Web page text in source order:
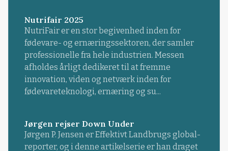
Nutrifair 2025
NutriFair er en stor begivenhed inden for
fødevare- og ernæringssektoren, der samler
professionelle fra hele industrien. Messen
afholdes årligt dedikeret til at fremme
innovation, viden og netværk inden for
fødevareteknologi, ernæring og su...
Jørgen rejser Down Under
Jørgen P. Jensen er Effektivt Landbrugs global-
reporter, og i denne artikelserie er han draget